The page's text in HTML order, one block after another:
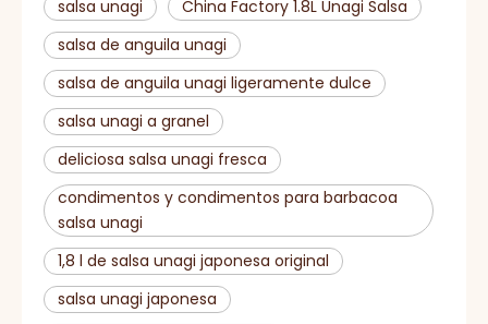
salsa unagi
China Factory 1.8L Unagi Salsa
salsa de anguila unagi
salsa de anguila unagi ligeramente dulce
salsa unagi a granel
deliciosa salsa unagi fresca
condimentos y condimentos para barbacoa
salsa unagi
1,8 l de salsa unagi japonesa original
salsa unagi japonesa